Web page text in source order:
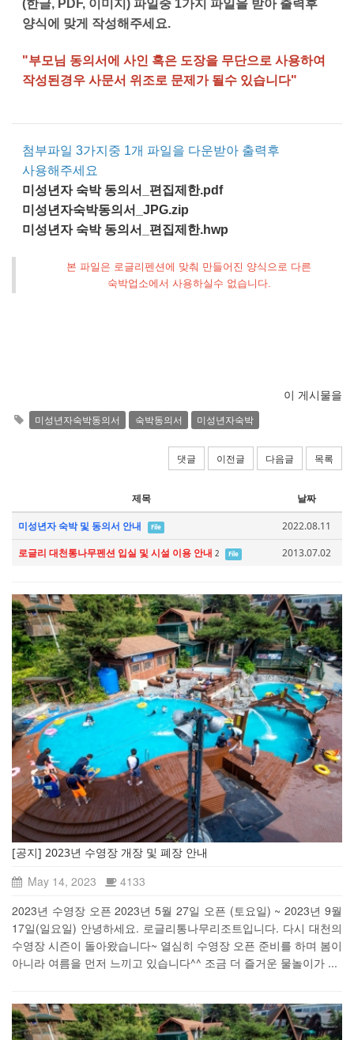
(한글, PDF, 이미지) 파일중 1가지 파일을 받아 출력후
양식에 맞게 작성해주세요.
"부모님 동의서에 사인 혹은 도장을 무단으로 사용하여
작성된경우 사문서 위조로 문제가 될수 있습니다"
첨부파일 3가지중 1개 파일을 다운받아 출력후
사용해주세요
미성년자 숙박 동의서_편집제한.pdf
미성년자숙박동의서_JPG.zip
미성년자 숙박 동의서_편집제한.hwp
본 파일은 로글리펜션에 맞춰 만들어진 양식으로 다른
숙박업소에서 사용하실수 없습니다.
이 게시물을
미성년자숙박동의서 숙박동의서 미성년자숙박
댓글 이전글 다음글 목록
제목 날짜
미성년자 숙박 및 동의서 안내 File
2022.08.11
로글리 대천통나무펜션 입실 및 시설 이용 안내 2 File 2013.07.02
[공지] 2023년 수영장 개장 및 폐장 안내
May 14, 2023
4133
2023년 수영장 오픈 2023년 5월 27일 오픈 (토요일) ~ 2023년 9월
17일(일요일) 안녕하세요. 로글리통나무리조트입니다. 다시 대천의
수영장 시즌이 돌아왔습니다~ 열심히 수영장 오픈 준비를 하며 봄이
아니라 여름을 먼저 느끼고 있습니다^^ 조금 더 즐거운 물놀이가 ...